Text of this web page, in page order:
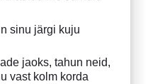
sinu järgi kuju
jaoks, tahun neid,
vast kolm korda